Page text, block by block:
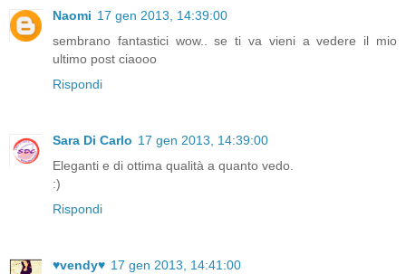
Naomi 17 gen 2013, 14:39:00
sembrano fantastici wow.. se ti va vieni a vedere il mio
ultimo post ciaooo
Rispondi
Sara Di Carlo 17 gen 2013, 14:39:00
Eleganti e di ottima qualità a quanto vedo.
:)
Rispondi
♥vendy♥ 17 gen 2013, 14:41:00